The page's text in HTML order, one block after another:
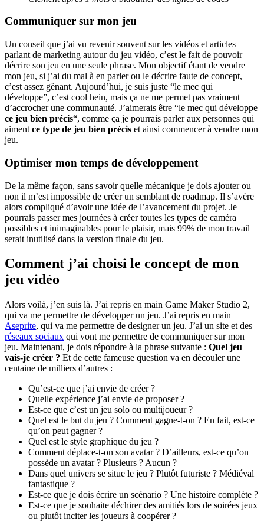
Communiquer sur mon jeu
Un conseil que j’ai vu revenir souvent sur les vidéos et articles
parlant de marketing autour du jeu vidéo, c’est le fait de pouvoir
décrire son jeu en une seule phrase. Mon objectif étant de vendre
mon jeu, si j’ai du mal à en parler ou le décrire faute de concept,
c’est assez gênant. Aujourd’hui, je suis juste “le mec qui
développe”, c’est cool hein, mais ça ne me permet pas vraiment
d’accrocher une communauté. J’aimerais être “le mec qui développe
ce jeu bien précis“, comme ça je pourrais parler aux personnes qui
aiment ce type de jeu bien précis et ainsi commencer à vendre mon
jeu.
Optimiser mon temps de développement
De la même façon, sans savoir quelle mécanique je dois ajouter ou
non il m’est impossible de créer un semblant de roadmap. Il s’avère
alors compliqué d’avoir une idée de l’avancement du projet. Je
pourrais passer mes journées à créer toutes les types de caméra
possibles et inimaginables pour le plaisir, mais 99% de mon travail
serait inutilisé dans la version finale du jeu.
Comment j’ai choisi le concept de mon
jeu vidéo
Alors voilà, j’en suis là. J’ai repris en main Game Maker Studio 2,
qui va me permettre de développer un jeu. J’ai repris en main
Aseprite, qui va me permettre de designer un jeu. J’ai un site et des
réseaux sociaux qui vont me permettre de communiquer sur mon
jeu. Maintenant, je dois répondre à la phrase suivante : Quel jeu
vais-je créer ? Et de cette fameuse question va en découler une
centaine de milliers d’autres :
Qu’est-ce que j’ai envie de créer ?
Quelle expérience j’ai envie de proposer ?
Est-ce que c’est un jeu solo ou multijoueur ?
Quel est le but du jeu ? Comment gagne-t-on ? En fait, est-ce
qu’on peut gagner ?
Quel est le style graphique du jeu ?
Comment déplace-t-on son avatar ? D’ailleurs, est-ce qu’on
possède un avatar ? Plusieurs ? Aucun ?
Dans quel univers se situe le jeu ? Plutôt futuriste ? Médiéval
fantastique ?
Est-ce que je dois écrire un scénario ? Une histoire complète ?
Est-ce que je souhaite déchirer des amitiés lors de soirées jeux
ou plutôt inciter les joueurs à coopérer ?